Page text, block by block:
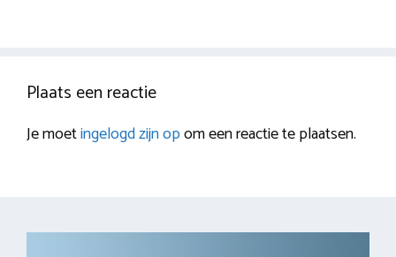
Plaats een reactie
Je moetingelogd zijn opom een reactie te plaatsen.